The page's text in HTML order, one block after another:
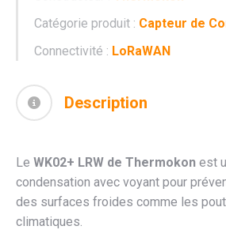
Catégorie produit : Capteur de
Connectivité : LoRaWAN
Description
Le WK02+ LRW de Thermokon est
condensation avec voyant pour
des surfaces froides comme les
climatiques.